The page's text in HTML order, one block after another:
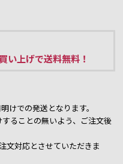
い上げで送料無料！
けでの発送となります。
ることの無いよう、ご注文後
文対応とさせていただきま